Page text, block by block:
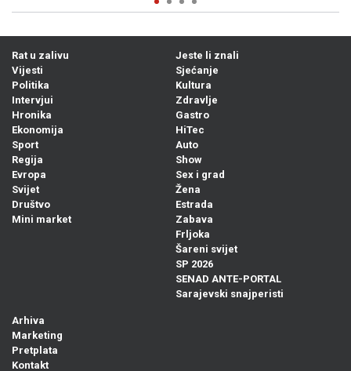
Rat u zalivu
Vijesti
Politika
Intervjui
Hronika
Ekonomija
Sport
Regija
Evropa
Svijet
Društvo
Mini market
Jeste li znali
Sjećanje
Kultura
Zdravlje
Gastro
HiTec
Auto
Show
Sex i grad
Žena
Estrada
Zabava
Frljoka
Šareni svijet
SP 2026
SENAD ANTE-PORTAL
Sarajevski snajperisti
Arhiva
Marketing
Pretplata
Kontakt